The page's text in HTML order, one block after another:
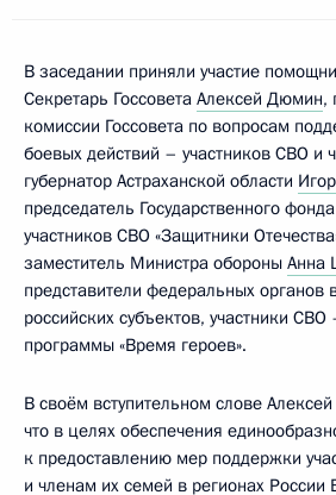
В заседании приняли участие
Секретарь Госсовета Алексей Дюмин,
комиссии Госсовета по вопросам
боевых действий – участников СВО и
губернатор Астраханской области
председатель Государственного
участников СВО «Защитники
заместитель Министра обороны Анна
представители федеральных органов
российских субъектов, участники
программы «Время героев».
В своём вступительном слове
что в целях обеспечения
к предоставлению мер поддержки
и членам их семей в регионах России